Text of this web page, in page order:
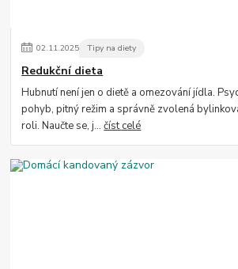
02.11.2025 Tipy na diety
Redukční dieta
Hubnutí není jen o dietě a omezování jídla.
pohyb, pitný režim a správně zvolená
roli. Naučte se, j...číst celé